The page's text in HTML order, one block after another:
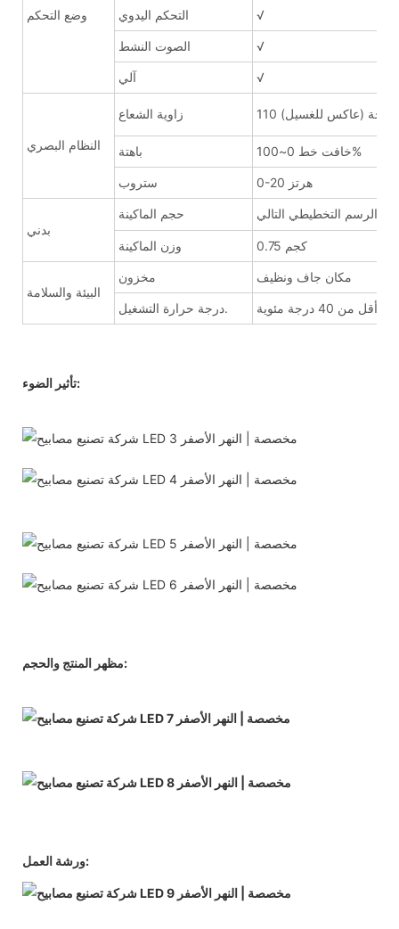
وضع التحكم التحكم اليدوي √
الصوت النشط √
آلي √
النظام البصري
زاوية الشعاع 110 درجة (عاكس للغسيل)
باهتة خافت خط 0~100%
ستروب 0-20 هرتز
بدني
حجم الماكينة الرسم التخطيطي التالي
وزن الماكينة 0.75 كجم
البيئة والسلامة
مخزون مكان جاف ونظيف
درجة حرارة التشغيل. أقل من 40 درجة مئوية
تأثير الضوء:
مظهر المنتج والحجم:
ورشة العمل: